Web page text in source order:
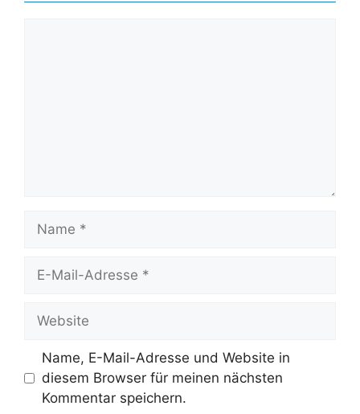
Mail-
Name, E-Mail-Adresse und Website in
diesem Browser für meinen nächsten
Kommentar speichern.